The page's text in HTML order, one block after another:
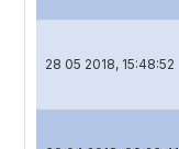
28 05 2018, 15:48:52